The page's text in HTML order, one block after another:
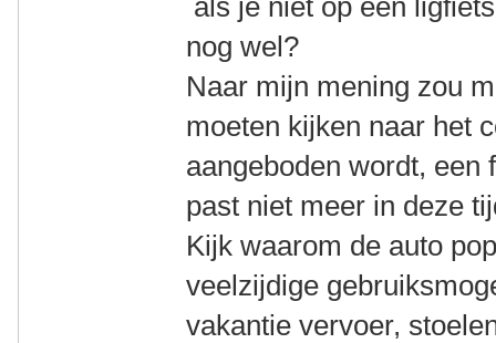
als je niet op een
nog wel?
Naar mijn mening zou
moeten kijken naar het
aangeboden wordt, een
past niet meer in deze
Kijk waarom de auto
veelzijdige
vakantie vervoer,